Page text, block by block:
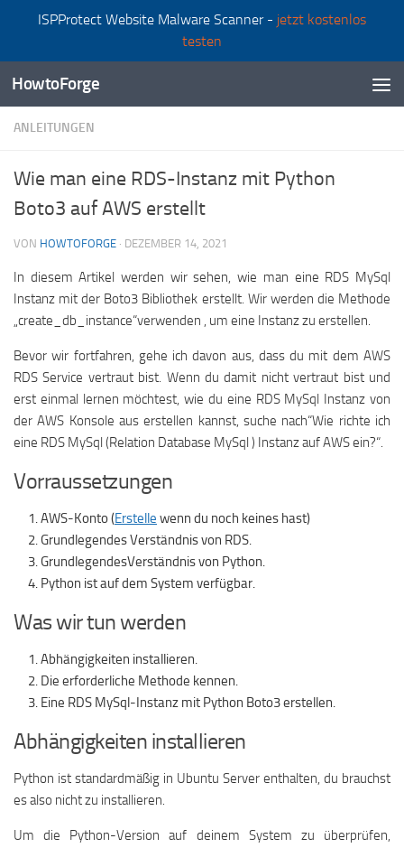
ISPProtect Website Malware Scanner - jetzt kostenlos
testen
Zum Inhalt springen
HowtoForge
ANLEITUNGEN
Wie man eine RDS-Instanz mit Python
Boto3 auf AWS erstellt
VON HOWTOFORGE · DEZEMBER 14, 2021
In diesem Artikel werden wir sehen, wie man eine RDS MySql
Instanz mit der Boto3 Bibliothek erstellt. Wir werden die Methode
„create_db_instance“verwenden , um eine Instanz zu erstellen.
Bevor wir fortfahren, gehe ich davon aus, dass du mit dem AWS
RDS Service vertraut bist. Wenn du damit nicht vertraut bist und
erst einmal lernen möchtest, wie du eine RDS MySql Instanz von
der AWS Konsole aus erstellen kannst, suche nach“Wie richte ich
eine RDS MySql (Relation Database MySql ) Instanz auf AWS ein?“.
Vorraussetzungen
AWS-Konto (Erstelle wenn du noch keines hast)
Grundlegendes Verständnis von RDS.
GrundlegendesVerständnis von Python.
Python ist auf dem System verfügbar.
Was wir tun werden
Abhängigkeiten installieren.
Die erforderliche Methode kennen.
Eine RDS MySql-Instanz mit Python Boto3 erstellen.
Abhängigkeiten installieren
Python ist standardmäßig in Ubuntu Server enthalten, du brauchst
es also nicht zu installieren.
Um die Python-Version auf deinem System zu überprüfen,